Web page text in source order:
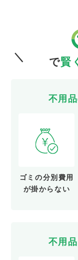
で賢
不用
ゴミの分別費用
が掛からない
不用